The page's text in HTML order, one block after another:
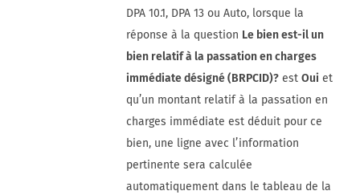
DPA 10.1, DPA 13 ou Auto, lorsque la
réponse à la question Le bien est-il un
bien relatif à la passation en charges
immédiate désigné (BRPCID)? estOui et
qu’un montant relatif à la passation en
charges immédiate est déduit pour ce
bien, une ligne avec l’information
pertinente sera calculée
automatiquement dans le tableau de la